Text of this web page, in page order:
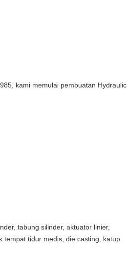
kami memulai pembuatan Hydraulic
tabung silinder, aktuator linier,
tempat tidur medis, die casting, katup